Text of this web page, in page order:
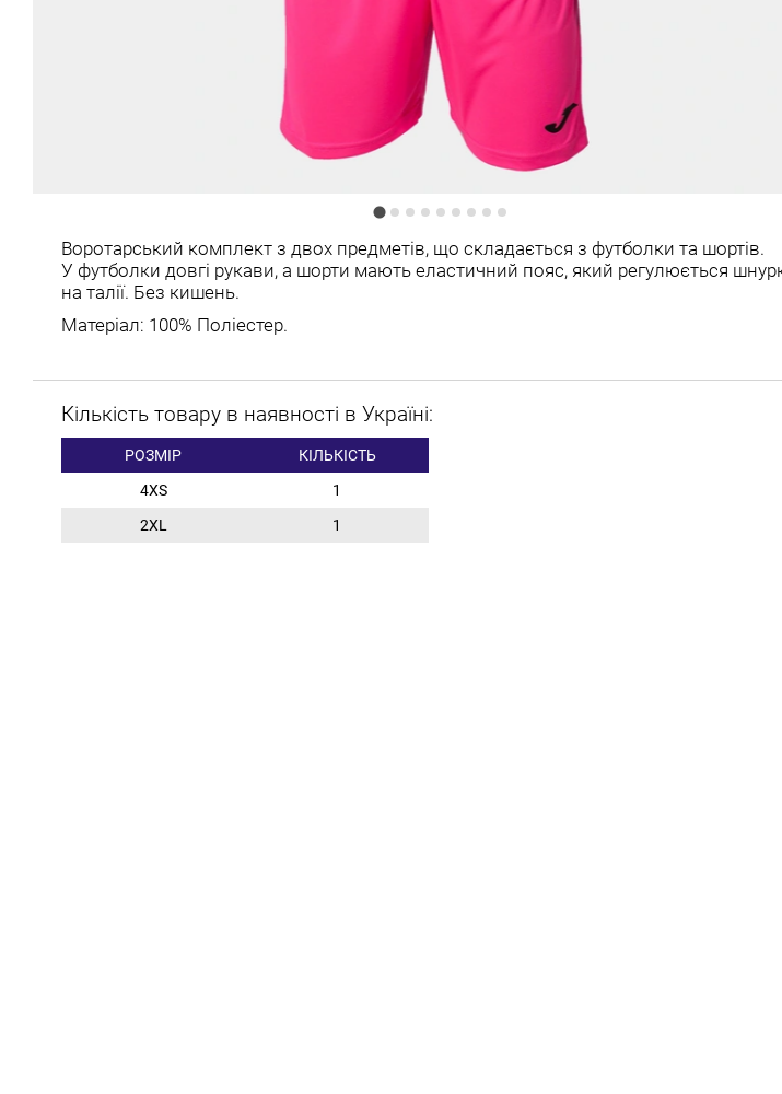
Воротарський комплект з двох предметів, що складається з футболки та шортів.
У футболки довгі рукави, а шорти мають еластичний пояс, який регулюється
на талії. Без кишень.
Матеріал: 100% Поліестер.
Кількість товару в наявності в Україні:
РОЗМІР
КІЛЬКІСТЬ
4XS
1
2XL
1